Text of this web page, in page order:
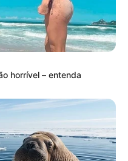
horrível – entenda